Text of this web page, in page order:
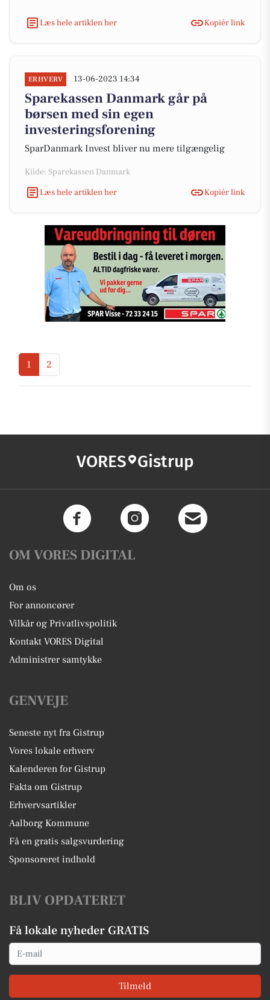
Læs hele artiklen her Kopiér link
ERHVERV 13-06-2023 14:34
Sparekassen Danmark går på
børsen med sin egen
investeringsforening
SparDanmark Invest bliver nu mere tilgængelig
Kilde: Sparekassen Danmark
Læs hele artiklen her
Kopiér link
1 2
VORES Gistrup
OM VORES DIGITAL
Om os
For annoncører
Vilkår og Privatlivspolitik
Kontakt VORES Digital
Administrer samtykke
GENVEJE
Seneste nyt fra Gistrup
Vores lokale erhverv
Kalenderen for Gistrup
Fakta om Gistrup
Erhvervsartikler
Aalborg Kommune
Få en gratis salgsvurdering
Sponsoreret indhold
BLIV OPDATERET
Få lokale nyheder GRATIS
Email
Tilmeld